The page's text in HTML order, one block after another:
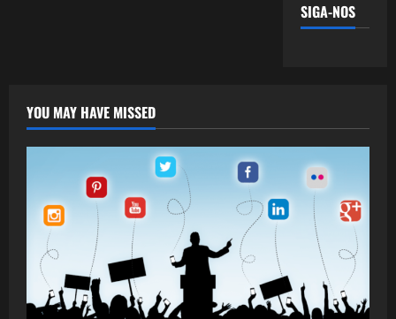
SIGA-NOS
YOU MAY HAVE MISSED